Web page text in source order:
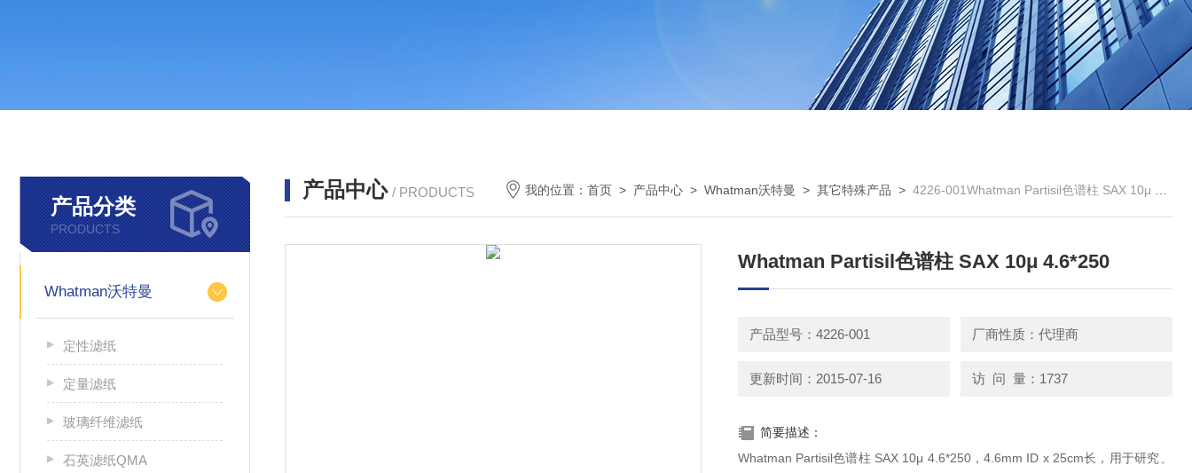
产品分类
PRODUCTS
Whatman沃特曼
定性滤纸
定量滤纸
玻璃纤维滤纸
石英滤纸QMA
产品中心 / PRODUCTS 我的位置：首页 > 产品中心 >Whatman沃特曼 >其它特殊产品 >4226-001Whatman Partisil色谱柱 SAX 10μ 4.6*250
Whatman Partisil色谱柱 SAX 10μ 4.6*250
产品型号：4226-001 厂商性质：代理商
更新时间：2015-07-16 访 问 量：1737
简要描述：
Whatman Partisil色谱柱 SAX 10μ 4.6*250，4.6mm ID x 25cm长，用于研究、